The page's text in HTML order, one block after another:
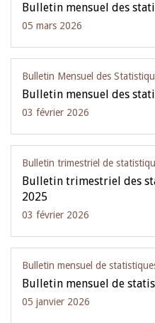
Bulletin mensuel des
05 mars 2026
Bulletin Mensuel des
Bulletin mensuel des
03 février 2026
Bulletin trimestriel de
Bulletin trimestriel des
2025
03 février 2026
Bulletin mensuel de
Bulletin mensuel de
05 janvier 2026